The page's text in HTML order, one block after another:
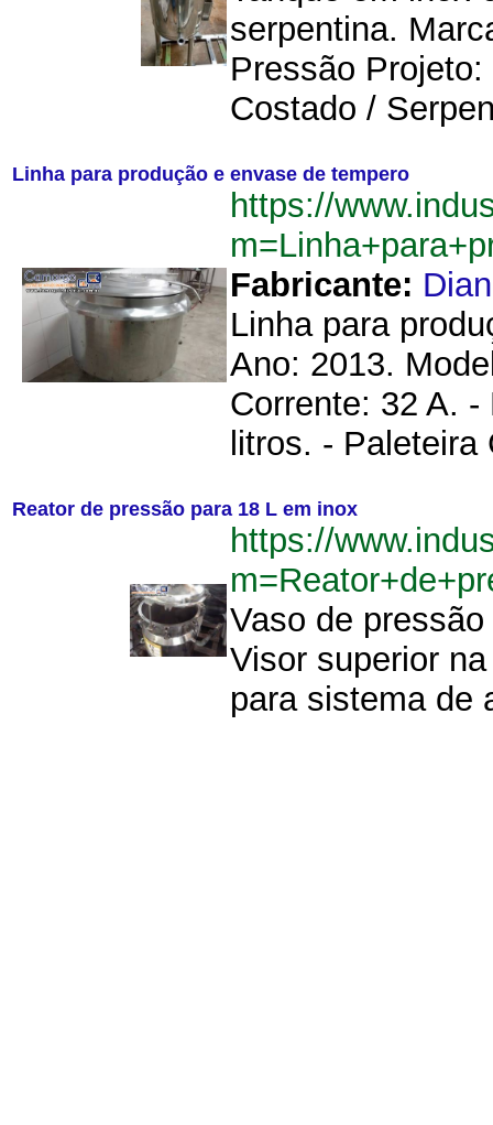
serpentina.
Pressão
Costado /
Linha para produção e envase de tempero
https://
Fabricante:
Linha para
Ano: 2013.
Corrente: 32 A.
litros. - Paleteira
Reator de pressão para 18 L em inox
https://
Vaso de
Visor superior
para sistema de